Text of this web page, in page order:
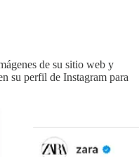
de su sitio web y
su perfil de Instagram para